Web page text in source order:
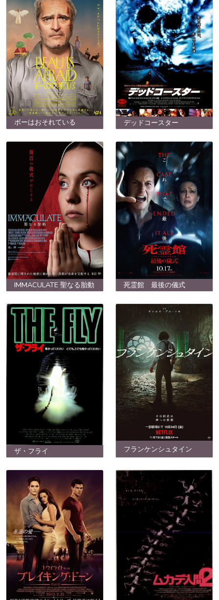
ボーはおそれている デッドコースター
IMMACULATE 聖なる胎動 死霊館 最後の儀式
ザ・フライ フランケンシュタイン